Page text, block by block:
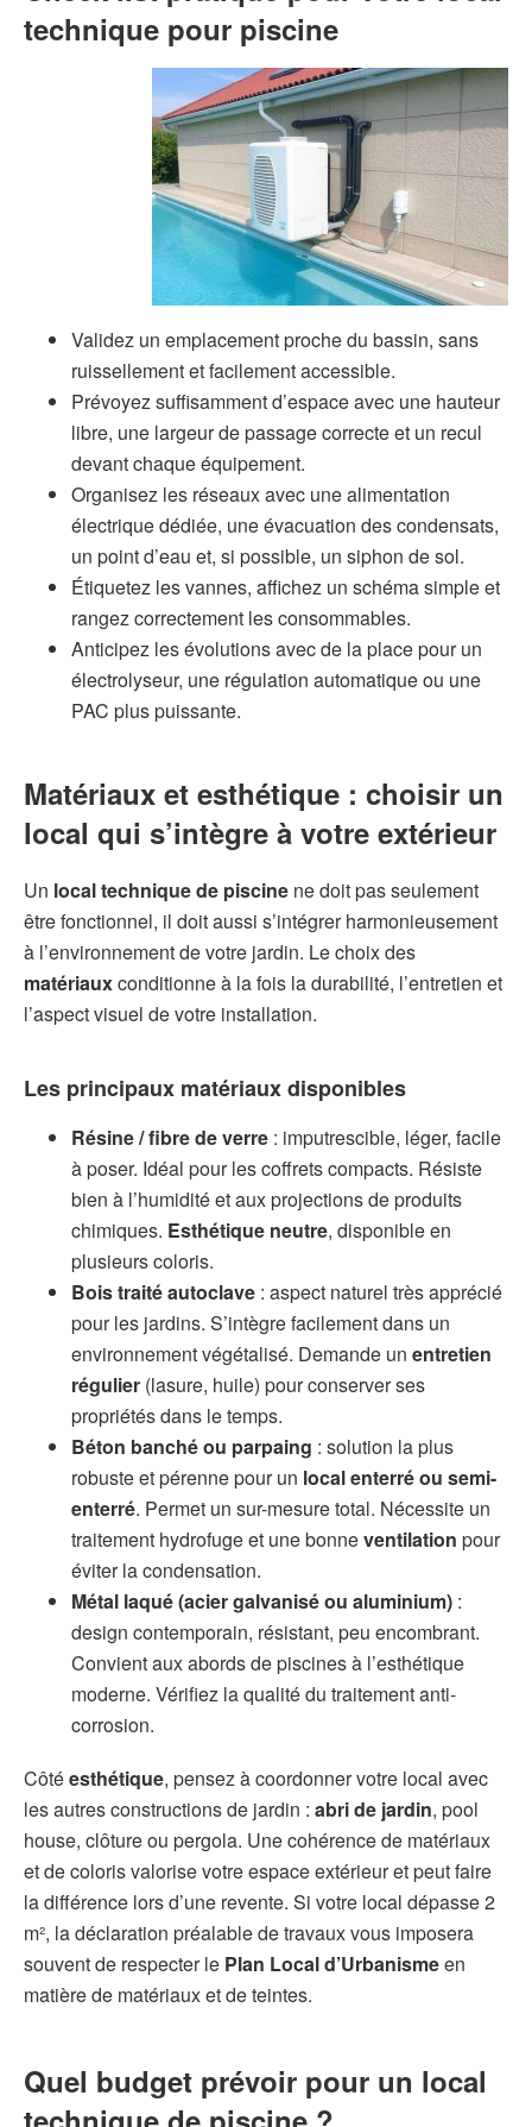
technique pour piscine
Validez un emplacement proche du bassin, sans
ruissellement et facilement accessible.
Prévoyez suffisamment d’espace avec une hauteur
libre, une largeur de passage correcte et un recul
devant chaque équipement.
Organisez les réseaux avec une alimentation
électrique dédiée, une évacuation des condensats,
un point d’eau et, si possible, un siphon de sol.
Étiquetez les vannes, affichez un schéma simple et
rangez correctement les consommables.
Anticipez les évolutions avec de la place pour un
électrolyseur, une régulation automatique ou une
PAC plus puissante.
Matériaux et esthétique : choisir un
local qui s’intègre à votre extérieur
Un local technique de piscine ne doit pas seulement
être fonctionnel, il doit aussi s’intégrer harmonieusement
à l’environnement de votre jardin. Le choix des
matériauxconditionne à la fois la durabilité, l’entretien et
l’aspect visuel de votre installation.
Les principaux matériaux disponibles
Résine / fibre de verre : imputrescible, léger, facile
à poser. Idéal pour les coffrets compacts. Résiste
bien à l’humidité et aux projections de produits
chimiques. Esthétique neutre, disponible en
plusieurs coloris.
Bois traité autoclave : aspect naturel très apprécié
pour les jardins. S’intègre facilement dans un
environnement végétalisé. Demande un entretien
régulier (lasure, huile) pour conserver ses
propriétés dans le temps.
Béton banché ou parpaing : solution la plus
robuste et pérenne pour un local enterré ou semi-
enterré. Permet un sur-mesure total. Nécessite un
traitement hydrofuge et une bonneventilation pour
éviter la condensation.
Métal laqué (acier galvanisé ou aluminium) :
design contemporain, résistant, peu encombrant.
Convient aux abords de piscines à l’esthétique
moderne. Vérifiez la qualité du traitement anti-
corrosion.
Côtéesthétique, pensez à coordonner votre local avec
les autres constructions de jardin : abri de jardin, pool
house, clôture ou pergola. Une cohérence de matériaux
et de coloris valorise votre espace extérieur et peut faire
la différence lors d’une revente. Si votre local dépasse 2
m², la déclaration préalable de travaux vous imposera
souvent de respecter le Plan Local d’Urbanismeen
matière de matériaux et de teintes.
Quel budget prévoir pour un local